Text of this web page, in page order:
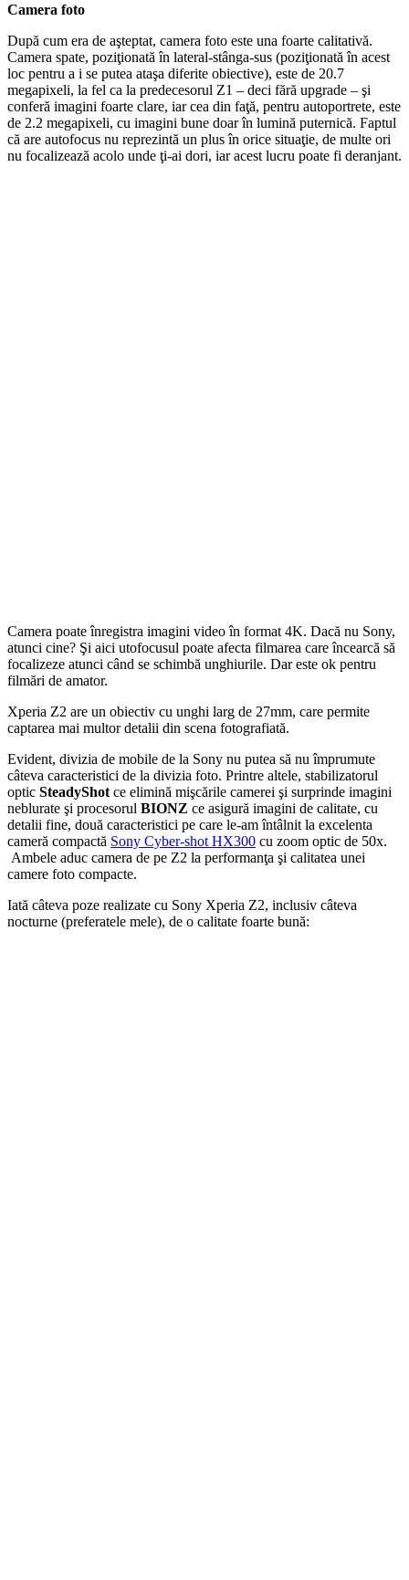
Camera foto
După cum era de aşteptat, camera foto este una foarte calitativă.
Camera spate, poziţionată în lateral-stânga-sus (poziţionată în acest
loc pentru a i se putea ataşa diferite obiective), este de 20.7
megapixeli, la fel ca la predecesorul Z1 – deci fără upgrade – şi
conferă imagini foarte clare, iar cea din faţă, pentru autoportrete, este
de 2.2 megapixeli, cu imagini bune doar în lumină puternică. Faptul
că are autofocus nu reprezintă un plus în orice situaţie, de multe ori
nu focalizează acolo unde ţi-ai dori, iar acest lucru poate fi deranjant.
Camera poate înregistra imagini video în format 4K. Dacă nu Sony,
atunci cine? Şi aici utofocusul poate afecta filmarea care încearcă să
focalizeze atunci când se schimbă unghiurile. Dar este ok pentru
filmări de amator.
Xperia Z2 are un obiectiv cu unghi larg de 27mm, care permite
captarea mai multor detalii din scena fotografiată.
Evident, divizia de mobile de la Sony nu putea să nu împrumute
câteva caracteristici de la divizia foto. Printre altele, stabilizatorul
optic SteadyShot ce elimină mişcările camerei şi surprinde imagini
neblurate şi procesorul BIONZ ce asigură imagini de calitate, cu
detalii fine, două caracteristici pe care le-am întâlnit la excelenta
cameră compactă Sony Cyber-shot HX300 cu zoom optic de 50x.
Ambele aduc camera de pe Z2 la performanţa şi calitatea unei
camere foto compacte.
Iată câteva poze realizate cu Sony Xperia Z2, inclusiv câteva
nocturne (preferatele mele), de o calitate foarte bună: